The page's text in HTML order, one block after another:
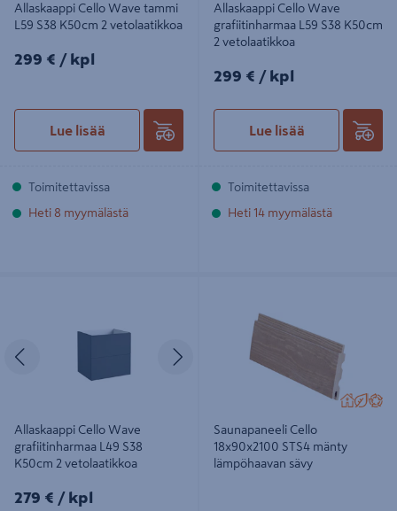
Allaskaappi Cello Wave tammi
L59 S38 K50cm 2 vetolaatikkoa
299€/kpl
299 € / kpl
Lue lisää
Toimitettavissa
Heti 8 myymälästä
Allaskaappi Cello Wave
grafiitinharmaa L59 S38 K50cm
2 vetolaatikkoa
299€/kpl
299 € / kpl
Lue lisää
Toimitettavissa
Heti 14 myymälästä
Allaskaappi Cello Wave
grafiitinharmaa L49 S38
K50cm 2 vetolaatikkoa
279€/kpl
279 € / kpl
Saunapaneeli Cello
18x90x2100 STS4 mänty
lämpöhaavan sävy